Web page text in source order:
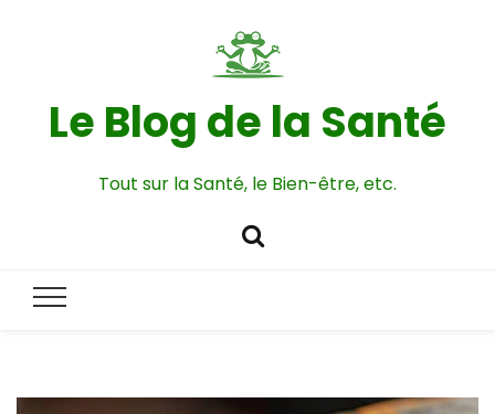
Le Blog de la Santé
Tout sur la Santé, le Bien-être, etc.